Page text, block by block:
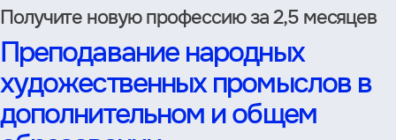
Получите новую профессию за 2,5 месяцев
Преподавание народных
художественных промыслов в
дополнительном и общем